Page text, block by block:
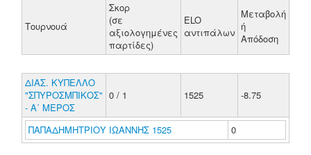
Τουρνουά
Σκορ
(σε
αξιολογημένες
παρτίδες)
ELO
αντιπάλων
Μεταβολή
ή
Απόδοση
ΔΙΑΣ. ΚΥΠΕΛΛΟ
"ΣΠΥΡΟΣΜΠΙΚΟΣ"
- Α΄ ΜΕΡΟΣ
0 / 1 1525 -8.75
ΠΑΠΑΔΗΜΗΤΡΙΟΥ ΙΩΑΝΝΗΣ 1525 0